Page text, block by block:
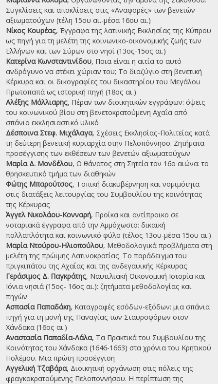
Συγκλίσεις και αποκλίσεις στις «Aναφορές» των βενετών
αξιωματούχων (τέλη 15ου αι.-μέσα 16ου αι.)
Nίκος Κουρέας, Έγγραφα της λατινικής Εκκλησίας της Κύπρου
ως πηγή για τη μελέτη της κοινωνικο-οικονομικής ζωής των
Ελλήνων και των Σύρων στο νησί (13ος-15ος αι.)
Κατερίνα Κωνσταντινίδου, Ποια είναι η αιτία το αυτό
ανδρόγυνο να στέκει χώριαν του; Το διαζύγιο στη βενετική
Κέρκυρα και οι δικογραφίες του δικαστηρίου του Μεγάλου
Πρωτοπαπά ως ιστορική πηγή (18oς αι.)
Αλέξης Μάλλιαρης, Πέραν των διοικητικών εγγράφων: όψεις
του κοινωνικού βίου στη βενετοκρατούμενη Αχαΐα από
σπάνιο εκκλησιαστικό υλικό
Δέσποινα Στεφ. Μιχάλαγα, Σχέσεις Εκκλησίας-Πολιτείας κατά
τη δεύτερη βενετική κυριαρχία στην Πελοπόννησο. Ζητήματα
προσέγγισης των εκθέσεων των βενετών αξιωματούχων
Μαρία Δ. Μονδέλου, Ο θάνατος στη Σητεία τον 16ο αιώνα: το
θρησκευτικό τμήμα των διαθηκών
Φώτης Μπαρούτσος, Τοπική διακυβέρνηση και νομιμότητα
στις διατάξεις λειτουργίας του Συμβουλίου της κοινότητας
της Κέρκυρας
Άγγελ Nικολάου-Kονναρή, Προίκα και αντίπροικο σε
νοταριακά έγγραφα από την Αμμόχωστο: δικαϊκή
πολλαπλότητα και κοινωνικό φύλο (τέλος 13ου-μέσα 15ου αι.)
Μαρία Ντούρου-Ηλιοπούλου, Μεθοδολογικά προβλήματα στη
μελέτη της πρώιμης Λατινοκρατίας. Το παράδειγμα του
πριγκιπάτου της Αχαΐας και της ανδεγαυικής Κέρκυρας
Γεράσιμος Δ. Παγκράτης, Ναυτιλιακή Οικονομική Ιστορία και
Ιόνια νησιά (15ος- 16ος αι.): ζητήματα μεθοδολογίας και
πηγών
Ασπασία Παπαδάκη, Καταγραφές εσόδων-εξόδων: μια σπάνια
πηγή για τη μονή της Παναγίας των Σταυροφόρων στον
Χάνδακα (16ος αι.)
Αναστασία Παπαδία-Λάλα, Τα Πρακτικά του Συμβουλίου της
Κοινότητας του Χάνδακα (1646-1663) στα χρόνια του Κρητικού
Πολέμου. Mια πρώτη προσέγγιση
Αγγελική Τζαβάρα, Διοικητική οργάνωση στις πόλεις της
φραγκοκρατούμενης Πελοποννήσου. Η περίπτωση της